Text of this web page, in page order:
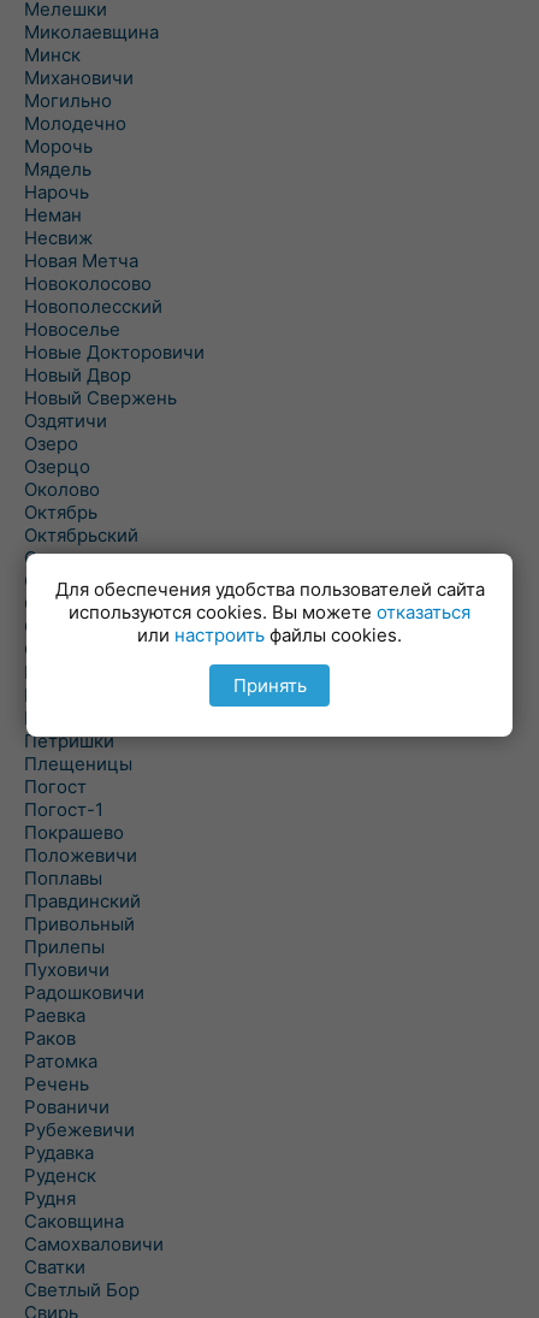
Мелешки
Миколаевщина
Минск
Михановичи
Могильно
Молодечно
Морочь
Мядель
Нарочь
Неман
Несвиж
Новая Метча
Новоколосово
Новополесский
Новоселье
Новые Докторовичи
Новый Двор
Новый Свержень
Оздятичи
Озеро
Озерцо
Околово
Октябрь
Октябрьский
Олехновичи
Омговичи
Оношки
Осовец
Острошицкий Городок
Пасека
Пастовичи
Першаи
Петришки
Плещеницы
Погост
Погост-1
Покрашево
Положевичи
Поплавы
Правдинский
Привольный
Прилепы
Пуховичи
Радошковичи
Раевка
Раков
Ратомка
Речень
Рованичи
Рубежевичи
Рудавка
Руденск
Рудня
Саковщина
Самохваловичи
Сватки
Светлый Бор
Свирь
Для обеспечения удобства пользователей сайта
используются cookies. Вы можете отказаться
или настроить файлы cookies.
Принять